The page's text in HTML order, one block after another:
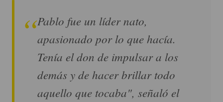
Pablo fue un líder nato,
apasionado por lo que hacía.
Tenía el don de impulsar a los
demás y de hacer brillar todo
aquello que tocaba", señaló el